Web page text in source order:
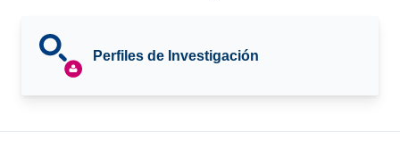
Perfiles de Investigación